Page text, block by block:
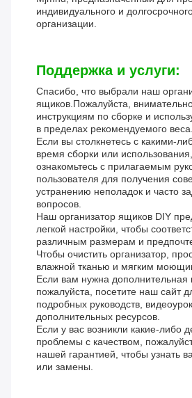
индивидуального и
организации.
Поддержка и услуги:
Спасибо, что выбрали наш
ящиков.Пожалуйста,
инструкциям по сборке и
в пределах рекомендуемого веса.
Если вы столкнетесь с какими-
время сборки или
ознакомьтесь с прилагаемым
пользователя для получения
устранению неполадок и часто
вопросов.
Наш организатор ящиков DIY
легкой настройки, чтобы
различным размерам и
Чтобы очистить организатор,
влажной тканью и мягким
Если вам нужна
пожалуйста, посетите наш сайт
подробных руководств,
дополнительных ресурсов.
Если у вас возникли какие-либо
проблемы с качеством,
нашей гарантией, чтобы узнать
или замены.